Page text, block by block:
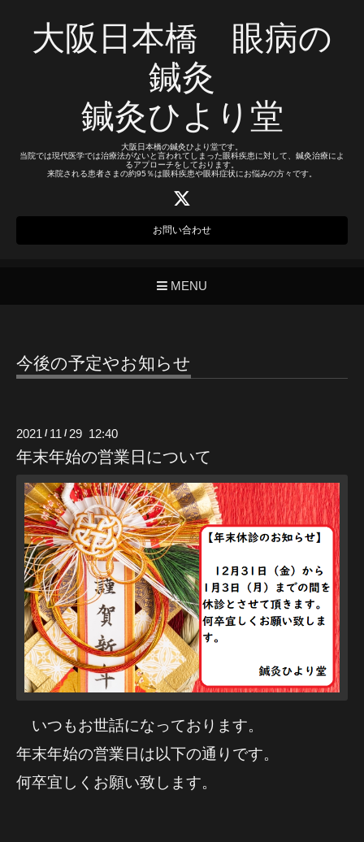
大阪日本橋 眼病の
鍼灸
鍼灸ひより堂
大阪日本橋の鍼灸ひより堂です。
当院では現代医学では治療法がないと言われてしまった眼科疾患に対して、鍼灸治療によ
るアプローチをしております。
来院される患者さまの約95％は眼科疾患や眼科症状にお悩みの方々です。
お問い合わせ
MENU
今後の予定やお知らせ
2021 / 11 / 29 12:40
年末年始の営業日について
いつもお世話になっております。
年末年始の営業日は以下の通りです。
何卒宜しくお願い致します。